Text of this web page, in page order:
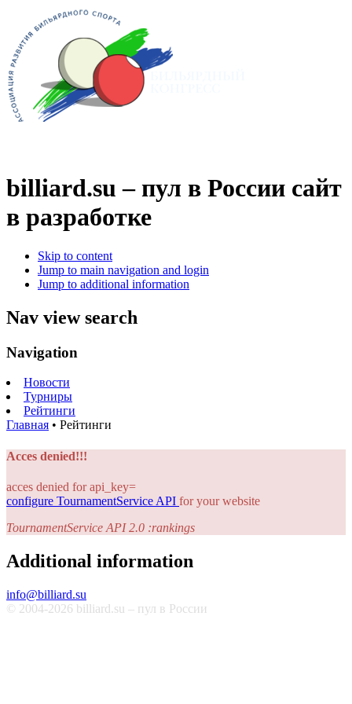
billiard.su – пул в России сайт
в разработке
Skip to content
Jump to main navigation and login
Jump to additional information
Nav view search
Navigation
Новости
Турниры
Рейтинги
Главная • Рейтинги
Acces denied!!!
acces denied for api_key=
configure TournamentService API for your website
TournamentService API 2.0 :rankings
Additional information
info@billiard.su
© 2004-2026 billiard.su – пул в России